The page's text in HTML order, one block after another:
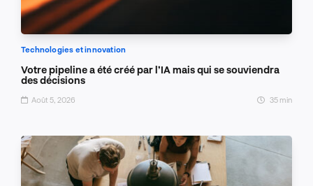
Technologies et innovation
Votre pipeline a été créé par l’IA mais qui se souviendra
des décisions
Août 5, 2026 35 min